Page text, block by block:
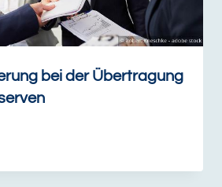
bei der Übertragung